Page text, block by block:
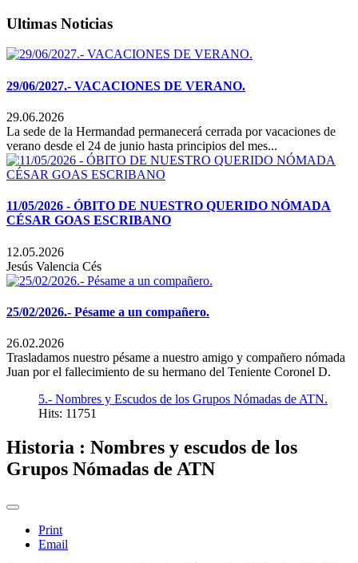
Ultimas Noticias
29/06/2027.- VACACIONES DE VERANO.
29.06.2026
La sede de la Hermandad permanecerá cerrada por vacaciones de
verano desde el 24 de junio hasta principios del mes...
11/05/2026 - ÓBITO DE NUESTRO QUERIDO NÓMADA
CÉSAR GOAS ESCRIBANO
12.05.2026
Jesús Valencia Cés
25/02/2026.- Pésame a un compañero.
26.02.2026
Trasladamos nuestro pésame a nuestro amigo y compañero nómada
Juan por el fallecimiento de su hermano del Teniente Coronel D.
5.- Nombres y Escudos de los Grupos Nómadas de ATN.
Hits: 11751
Historia : Nombres y escudos de los
Grupos Nómadas de ATN
Print
Email